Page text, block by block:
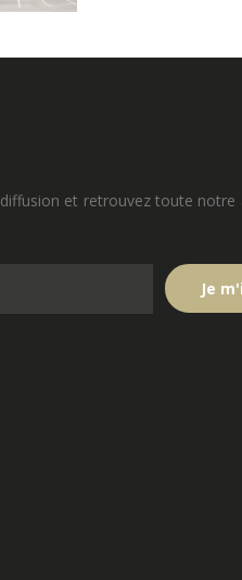
et retrouvez toute notre